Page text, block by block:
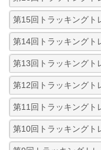
第15回トラッキングト
第14回トラッキングト
第13回トラッキングト
第12回トラッキングト
第11回トラッキングト
第10回トラッキングト